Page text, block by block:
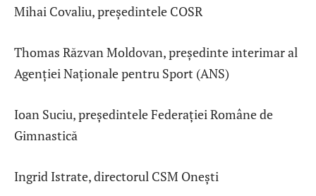
Mihai Covaliu, președintele COSR
Thomas Răzvan Moldovan, președinte interimar al
Agenției Naționale pentru Sport (ANS)
Ioan Suciu, președintele Federației Române de
Gimnastică
Ingrid Istrate, directorul CSM Onești